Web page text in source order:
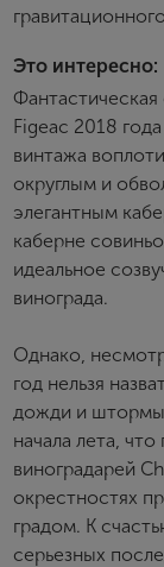
Это интересно:
Figeac 2018
винтажа
округлым и
элегантным
каберне
идеальное
винограда.
Однако,
год нельзя
дожди и штормы
начала лета,
виноградарей
окрестностях
градом. К
серьезных
E-mail
Пароль
Я согласен
соглашения
Я хочу
скидкой